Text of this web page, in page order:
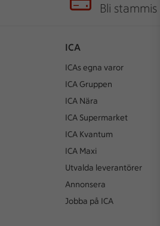
Bli
ICA
ICAs egna varor
ICA Gruppen
ICA Nära
ICA Supermarket
ICA Kvantum
ICA Maxi
Utvalda leverantörer
Annonsera
Jobba på ICA